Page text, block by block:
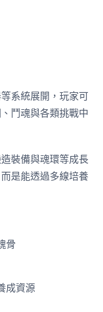
系統展開，玩家可
鬥魂與各類挑戰中
裝備與魂環等成長
是能透過多線培養
骨
成資源